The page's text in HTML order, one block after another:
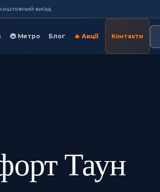
виїзд
🚇 Метро Блог 🔥 Акції Контакти
Таун